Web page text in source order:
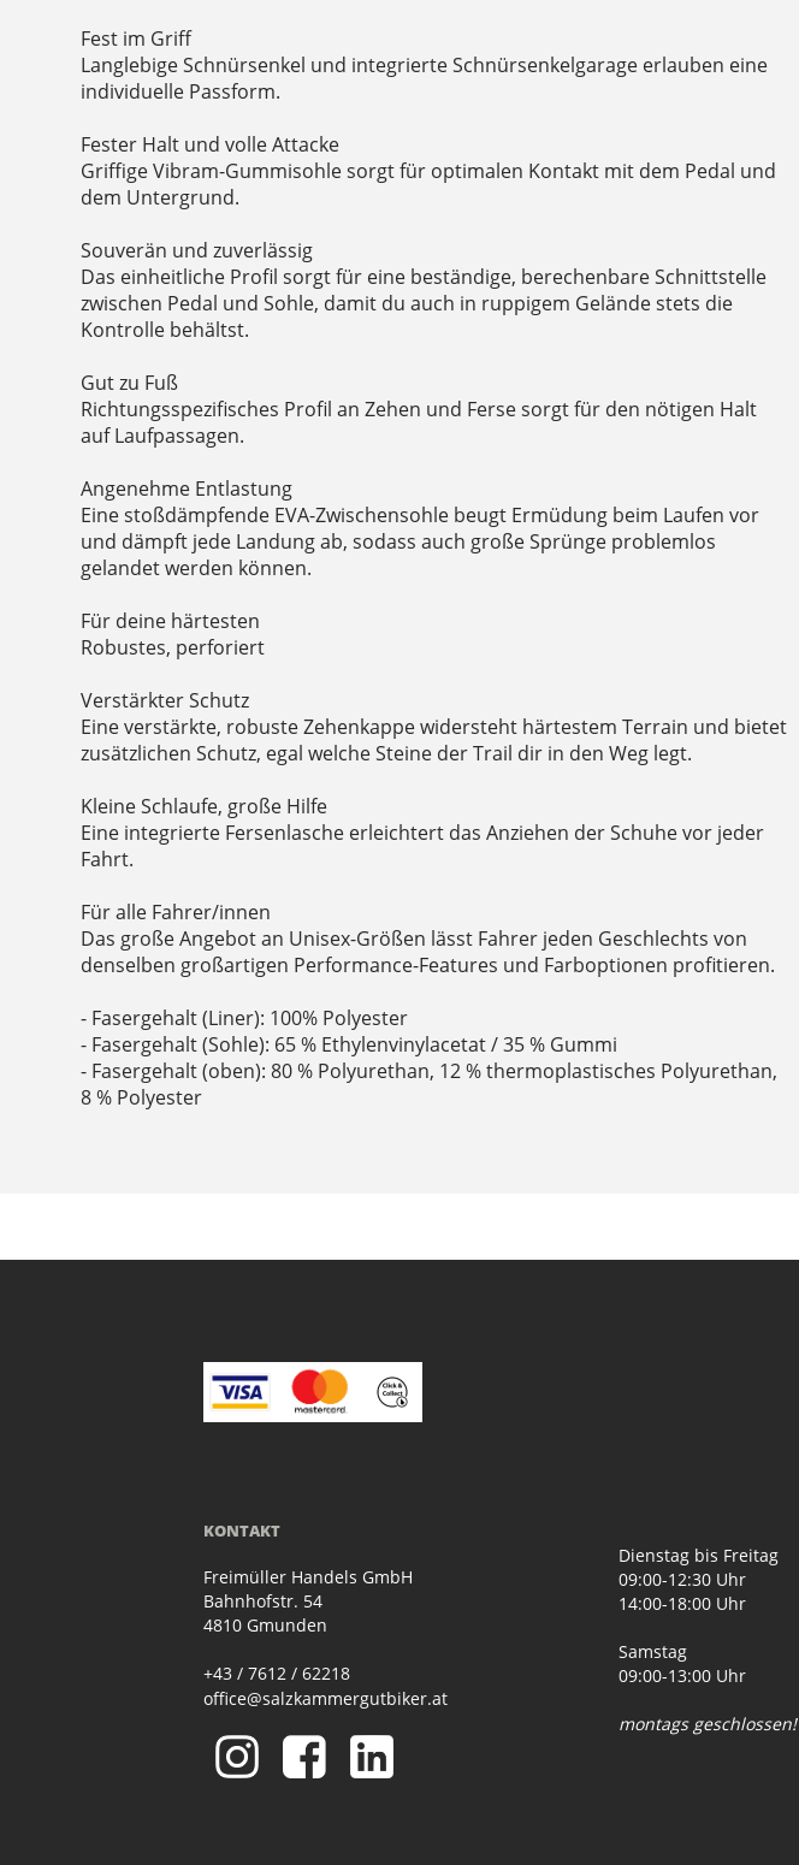
Fest im Griff
Langlebige Schnürsenkel und integrierte Schnürsenkelgarage erlauben eine
individuelle Passform.
Fester Halt und volle Attacke
Griffige Vibram-Gummisohle sorgt für optimalen Kontakt mit dem Pedal und
dem Untergrund.
Souverän und zuverlässig
Das einheitliche Profil sorgt für eine beständige, berechenbare Schnittstelle
zwischen Pedal und Sohle, damit du auch in ruppigem Gelände stets die
Kontrolle behältst.
Gut zu Fuß
Richtungsspezifisches Profil an Zehen und Ferse sorgt für den nötigen Halt
auf Laufpassagen.
Angenehme Entlastung
Eine stoßdämpfende EVA-Zwischensohle beugt Ermüdung beim Laufen vor
und dämpft jede Landung ab, sodass auch große Sprünge problemlos
gelandet werden können.
Für deine härtesten
Robustes, perforiert
Verstärkter Schutz
Eine verstärkte, robuste Zehenkappe widersteht härtestem Terrain und bietet
zusätzlichen Schutz, egal welche Steine der Trail dir in den Weg legt.
Kleine Schlaufe, große Hilfe
Eine integrierte Fersenlasche erleichtert das Anziehen der Schuhe vor jeder
Fahrt.
Für alle Fahrer/innen
Das große Angebot an Unisex-Größen lässt Fahrer jeden Geschlechts von
denselben großartigen Performance-Features und Farboptionen profitieren.
- Fasergehalt (Liner): 100% Polyester
- Fasergehalt (Sohle): 65 % Ethylenvinylacetat / 35 % Gummi
- Fasergehalt (oben): 80 % Polyurethan, 12 % thermoplastisches Polyurethan,
8 % Polyester
KONTAKT
Freimüller Handels GmbH
Bahnhofstr. 54
4810 Gmunden
+43 / 7612 / 62218
office@salzkammergutbiker.at
Dienstag bis Freitag
09:00-12:30 Uhr
14:00-18:00 Uhr
Samstag
09:00-13:00 Uhr
montags geschlossen!